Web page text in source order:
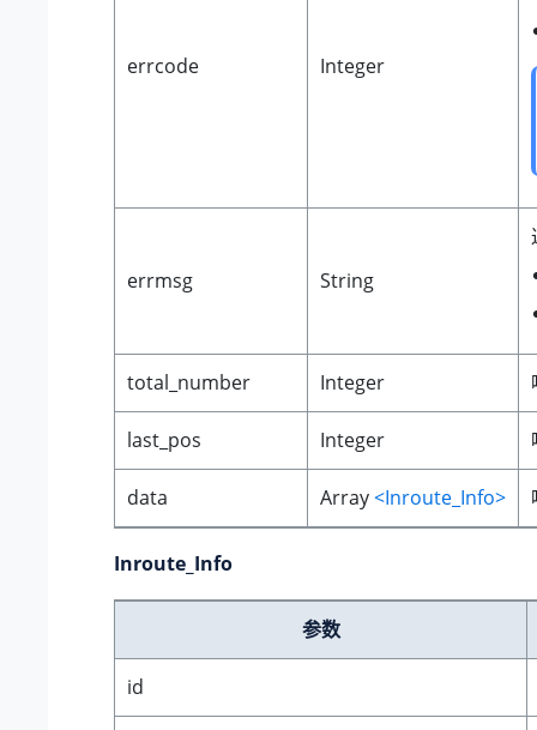
errcode Integer
errmsg String
total_number Integer
last_pos Integer
data Array<Inroute_Info>
Inroute_Info
参数
id